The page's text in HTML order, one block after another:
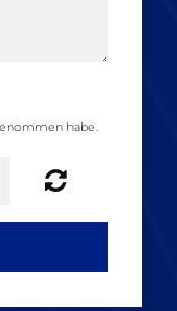
habe.